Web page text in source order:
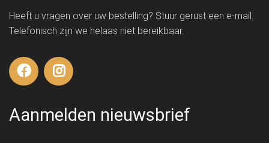
Heeft u vragen over uw bestelling? Stuur gerust een e-mail.
Telefonisch zijn we helaas niet bereikbaar.
Aanmelden nieuwsbrief